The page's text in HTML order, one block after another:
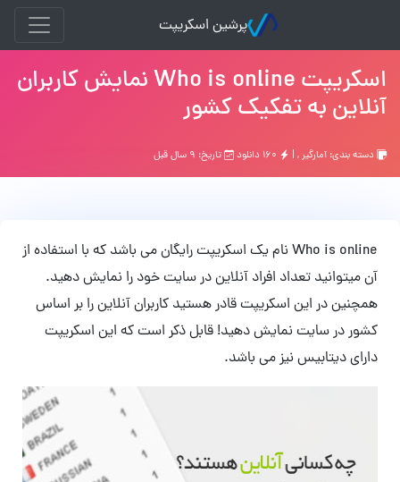
پرشین اسکریپت
اسکریپت Who is online نمایش کاربران
آنلاین به تفکیک کشور
دسته بندی: آمارگیر, | تاریخ: ۹ سال قبل
Who is online نام یک اسکریپت رایگان می باشد که با استفاده از
آن میتوانید تعداد افراد آنلاین در سایت خود را نمایش دهید.
همچنین در این اسکریپت قادر هستید کاربران آنلاین را بر اساس
کشور در سایت نمایش دهید! قابل ذکر است که این اسکریپت
دارای دیتابیس نیز می باشد.